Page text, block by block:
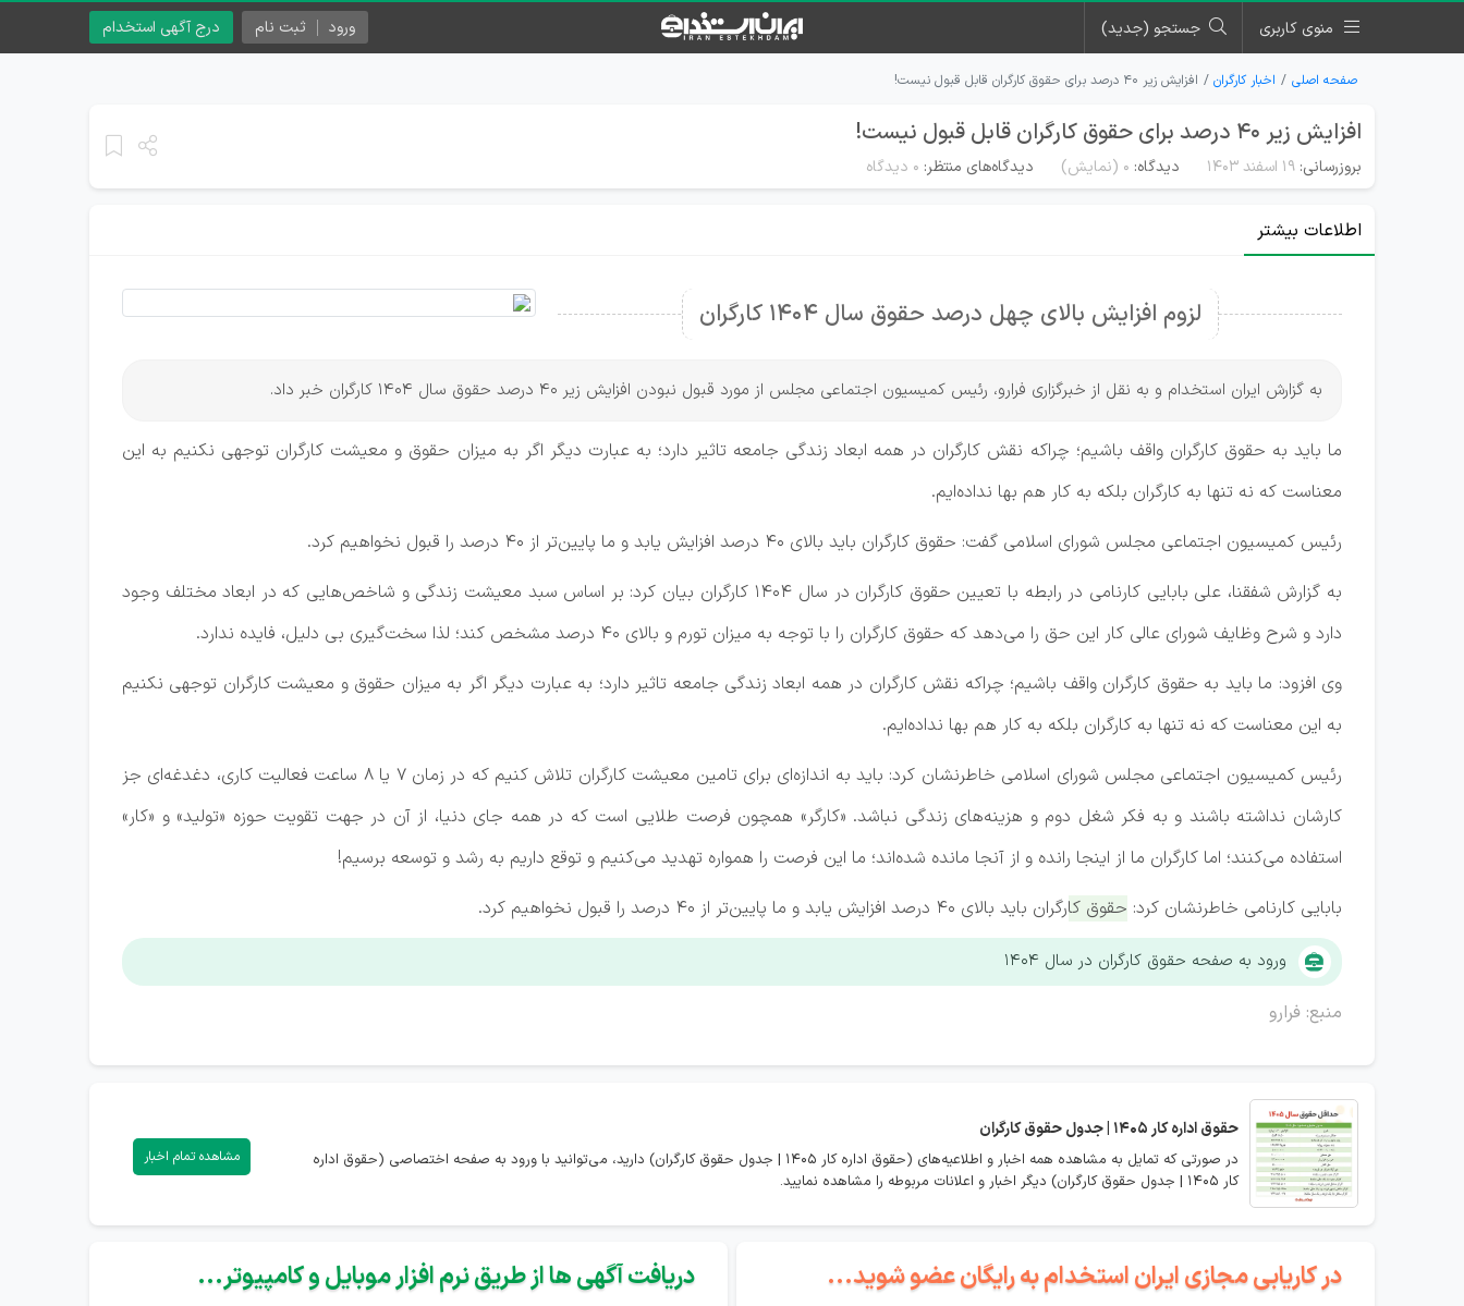
منوی کاربری جستجو (جدید) درج آگهی استخدام ورود ثبت نام
صفحه اصلی اخبار کارگران افزایش زیر ۴۰ درصد برای حقوق کارگران قابل قبول نیست!
افزایش زیر ۴۰ درصد برای حقوق کارگران قابل قبول نیست!
بروزرسانی: ۱۹ اسفند ۱۴۰۳ دیدگاه: 0 (نمایش) دیدگاه‌های منتظر: ۰ دیدگاه
اطلاعات بیشتر
لزوم افزایش بالای چهل درصد حقوق سال 1404 کارگران
به گزارش ایران استخدام و به نقل از خبرگزاری فرارو، رئیس کمیسیون اجتماعی مجلس از مورد قبول نبودن افزایش زیر ۴۰ درصد حقوق سال 1404 کارگران خبر داد.
ما باید به حقوق کارگران واقف باشیم؛ چراکه نقش کارگران در همه ابعاد زندگی جامعه تاثیر دارد؛ به عبارت دیگر اگر به میزان حقوق و معیشت کارگران توجهی نکنیم به این
معناست که نه تنها به کارگران بلکه به کار هم بها نداده‌ایم.
رئیس کمیسیون اجتماعی مجلس شورای اسلامی گفت: حقوق کارگران باید بالای ۴۰ درصد افزایش یابد و ما پایین‌تر از ۴۰ درصد را قبول نخواهیم کرد.
به گزارش شفقنا، علی بابایی کارنامی در رابطه با تعیین حقوق کارگران در سال ۱۴۰۴ کارگران بیان کرد: بر اساس سبد معیشت زندگی و شاخص‌هایی که در ابعاد مختلف وجود
دارد و شرح وظایف شورای عالی کار این حق را می‌دهد که حقوق کارگران را با توجه به میزان تورم و بالای ۴۰ درصد مشخص کند؛ لذا سخت‌گیری بی دلیل، فایده ندارد.
وی افزود: ما باید به حقوق کارگران واقف باشیم؛ چراکه نقش کارگران در همه ابعاد زندگی جامعه تاثیر دارد؛ به عبارت دیگر اگر به میزان حقوق و معیشت کارگران توجهی نکنیم
به این معناست که نه تنها به کارگران بلکه به کار هم بها نداده‌ایم.
رئیس کمیسیون اجتماعی مجلس شورای اسلامی خاطرنشان کرد: باید به اندازه‌ای برای تامین معیشت کارگران تلاش کنیم که در زمان ۷ یا ۸ ساعت فعالیت کاری، دغدغه‌ای جز
کارشان نداشته باشند و به فکر شغل دوم و هزینه‌های زندگی نباشد. «کارگر» همچون فرصت طلایی است که در همه جای دنیا، از آن در جهت تقویت حوزه «تولید» و «کار»
استفاده می‌کنند؛ اما کارگران ما از اینجا رانده و از آنجا مانده شده‌اند؛ ما این فرصت را همواره تهدید می‌کنیم و توقع داریم به رشد و توسعه برسیم!
بابایی کارنامی خاطرنشان کرد: حقوق کارگران باید بالای ۴۰ درصد افزایش یابد و ما پایین‌تر از ۴۰ درصد را قبول نخواهیم کرد.
ورود به صفحه حقوق کارگران در سال ۱۴۰۴
منبع: فرارو
حقوق اداره کار 1405 | جدول حقوق کارگران
در صورتی که تمایل به مشاهده همه اخبار و اطلاعیه‌های (حقوق اداره کار 1405 | جدول حقوق کارگران) دارید، می‌توانید با ورود به صفحه اختصاصی (حقوق اداره
کار 1405 | جدول حقوق کارگران) دیگر اخبار و اعلانات مربوطه را مشاهده نمایید.
مشاهده تمام اخبار
در کاریابی مجازی ایران استخدام به رایگان عضو شوید... دریافت آگهی ها از طریق نرم افزار موبایل و کامپیوتر...